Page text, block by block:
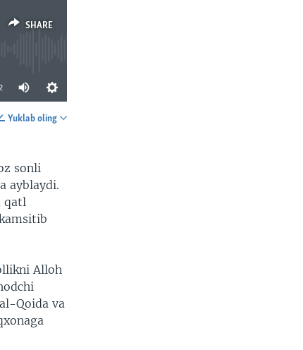
SHARE
Yuklab oling
sonli
ayblaydi.
qatl
Alloh
Qoida va